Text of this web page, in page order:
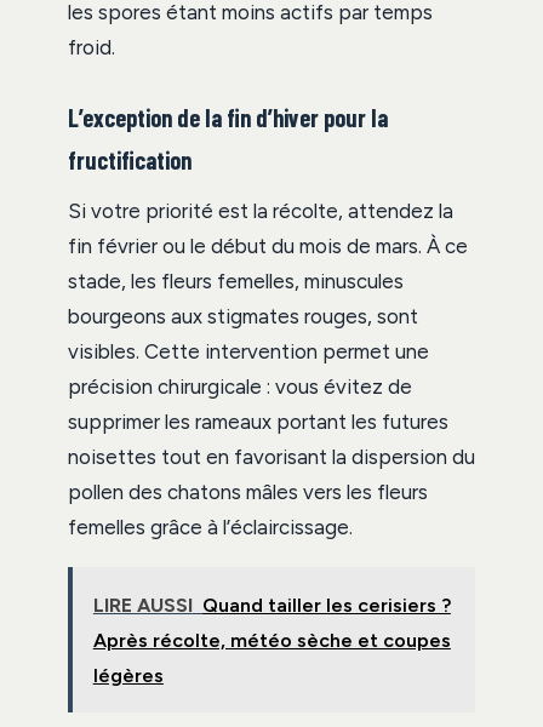
les spores étant moins actifs par temps
froid.
L’exception de la fin d’hiver pour la
fructification
Si votre priorité est la récolte, attendez la
fin février ou le début du mois de mars. À ce
stade, les fleurs femelles, minuscules
bourgeons aux stigmates rouges, sont
visibles. Cette intervention permet une
précision chirurgicale : vous évitez de
supprimer les rameaux portant les futures
noisettes tout en favorisant la dispersion du
pollen des chatons mâles vers les fleurs
femelles grâce à l’éclaircissage.
LIRE AUSSI Quand tailler les cerisiers ?
Après récolte, météo sèche et coupes
légères